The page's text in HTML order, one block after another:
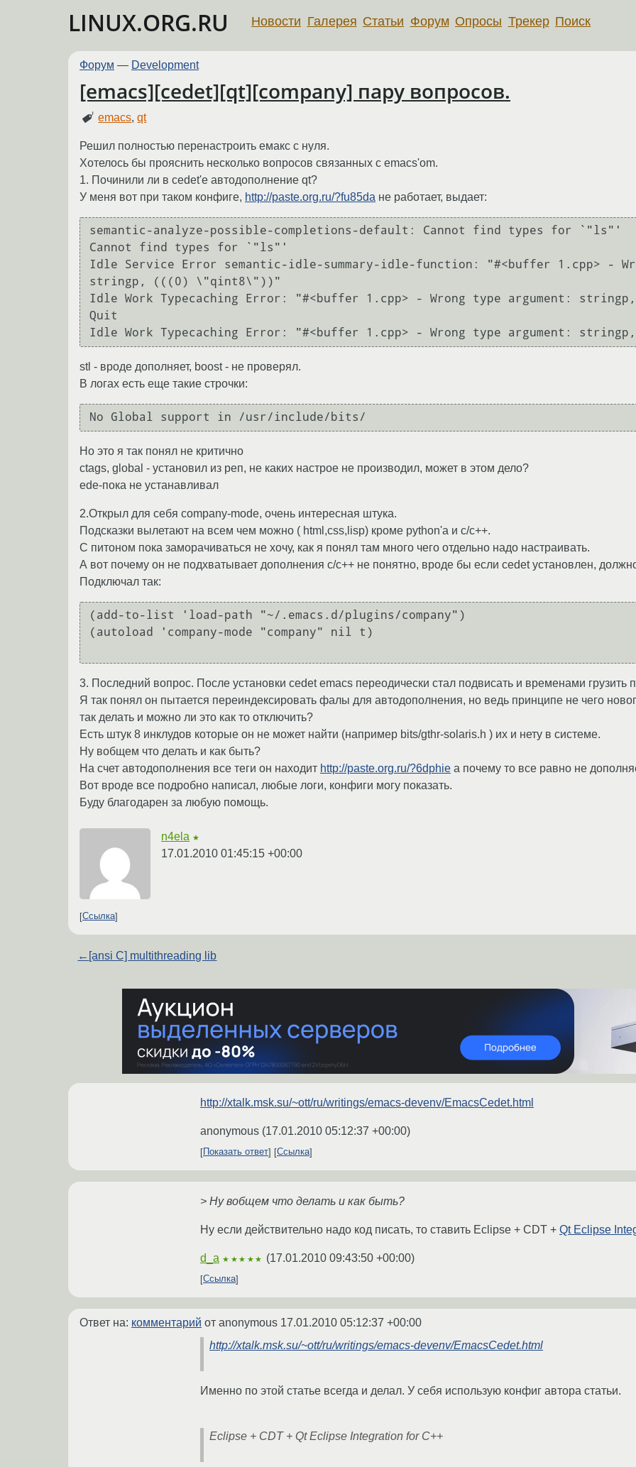
LINUX.ORG.RU Новости Галерея Статьи Форум Опросы Трекер Поиск
Форум — Development
[emacs][cedet][qt][company] пару вопросов.
emacs,qt
Решил полностью перенастроить емакс с нуля.
Хотелось бы прояснить несколько вопросов связанных с emacs'om.
1. Починили ли в cedet'e автодополнение qt?
У меня вот при таком конфиге, http://paste.org.ru/?fu85da не работает, выдает:
semantic-analyze-possible-completions-default: Cannot find types for `"ls"'
Cannot find types for `"ls"'
Idle Service Error semantic-idle-summary-idle-function: "#<buffer 1.cpp> -
stringp, (((0) \"qint8\"))"
Idle Work Typecaching Error: "#<buffer 1.cpp> - Wrong type argument:
Quit
stl - вроде дополняет, boost - не проверял.
В логах есть еще такие строчки:
No Global support in /usr/include/bits/
Но это я так понял не критично
ctags, global - установил из реп, не каких настрое не производил, может в этом дело?
ede-пока не устанавливал
2.Открыл для себя company-mode, очень интересная штука.
Подсказки вылетают на всем чем можно ( html,css,lisp) кроме python'a и c/c++.
С питоном пока заморачиваться не хочу, как я понял там много чего отдельно надо настраивать.
А вот почему он не подхватывает дополнения c/c++ не понятно, вроде бы если cedet установлен,
Подключал так:
(add-to-list 'load-path "~/.emacs.d/plugins/company")
(autoload 'company-mode "company" nil t)
3. Последний вопрос. После установки cedet emacs переодически стал подвисать и временами грузить
Я так понял он пытается переиндексировать фалы для автодополнения, но ведь принципе не чего
так делать и можно ли это как то отключить?
Есть штук 8 инклудов которые он не может найти (например bits/gthr-solaris.h ) их и нету в системе.
Ну вобщем что делать и как быть?
На счет автодополнения все теги он находит http://paste.org.ru/?6dphie а почему то все равно не
Вот вроде все подробно написал, любые логи, конфиги могу показать.
Буду благодарен за любую помощь.
n4ela ★
17.01.2010 01:45:15 +00:00
Ссылка
← [ansi C] multithreading lib
http://xtalk.msk.su/~ott/ru/writings/emacs-devenv/EmacsCedet.html
anonymous (17.01.2010 05:12:37 +00:00)
Показать ответ Ссылка
> Ну вобщем что делать и как быть?
Ну если действительно надо код писать, то ставить Eclipse + CDT + Qt Eclipse
d_a ★★★★★ (17.01.2010 09:43:50 +00:00)
Ссылка
Ответ на: комментарий от anonymous 17.01.2010 05:12:37 +00:00
http://xtalk.msk.su/~ott/ru/writings/emacs-devenv/EmacsCedet.html
Именно по этой статье всегда и делал. У себя использую конфиг автора статьи.
Eclipse + CDT + Qt Eclipse Integration for C++